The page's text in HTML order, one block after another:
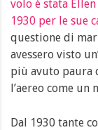
volo è stata
1930 per le sue
questione di
avessero visto
più avuto paura
l’aereo come
Dal 1930 tante